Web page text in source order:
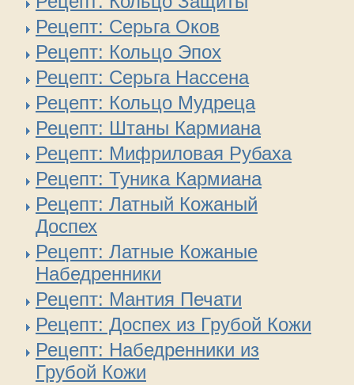
Рецепт: Серьга Оков
Рецепт: Кольцо Эпох
Рецепт: Серьга Нассена
Рецепт: Кольцо Мудреца
Рецепт: Штаны Кармиана
Рецепт: Мифриловая Рубаха
Рецепт: Туника Кармиана
Рецепт: Латный Кожаный
Доспех
Рецепт: Латные Кожаные
Набедренники
Рецепт: Мантия Печати
Рецепт: Доспех из Грубой Кожи
Рецепт: Набедренники из
Грубой Кожи